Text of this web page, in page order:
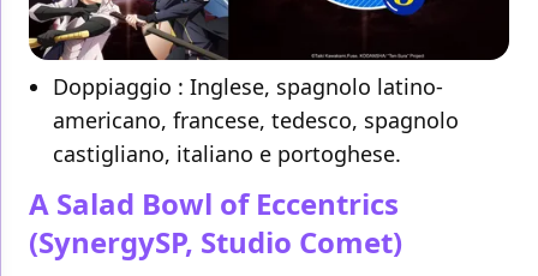
Doppiaggio : Inglese, spagnolo latino-
americano, francese, tedesco, spagnolo
castigliano, italiano e portoghese.
A Salad Bowl of Eccentrics
(SynergySP, Studio Comet)